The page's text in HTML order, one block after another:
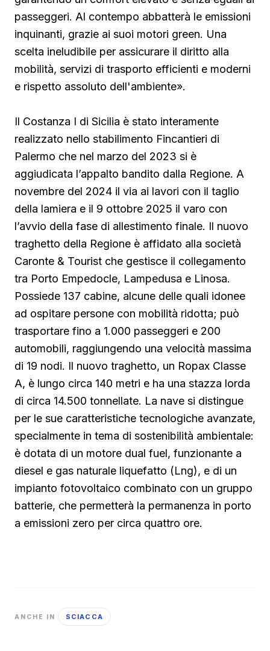
passeggeri. Al contempo abbatterà le emissioni
inquinanti, grazie ai suoi motori green. Una
scelta ineludibile per assicurare il diritto alla
mobilità, servizi di trasporto efficienti e moderni
e rispetto assoluto dell'ambiente».
Il Costanza I di Sicilia è stato interamente
realizzato nello stabilimento Fincantieri di
Palermo che nel marzo del 2023 si è
aggiudicata l’appalto bandito dalla Regione. A
novembre del 2024 il via ai lavori con il taglio
della lamiera e il 9 ottobre 2025 il varo con
l’avvio della fase di allestimento finale. Il nuovo
traghetto della Regione è affidato alla società
Caronte & Tourist che gestisce il collegamento
tra Porto Empedocle, Lampedusa e Linosa.
Possiede 137 cabine, alcune delle quali idonee
ad ospitare persone con mobilità ridotta; può
trasportare fino a 1.000 passeggeri e 200
automobili, raggiungendo una velocità massima
di 19 nodi. Il nuovo traghetto, un Ropax Classe
A, è lungo circa 140 metri e ha una stazza lorda
di circa 14.500 tonnellate. La nave si distingue
per le sue caratteristiche tecnologiche avanzate,
specialmente in tema di sostenibilità ambientale:
è dotata di un motore dual fuel, funzionante a
diesel e gas naturale liquefatto (Lng), e di un
impianto fotovoltaico combinato con un gruppo
batterie, che permetterà la permanenza in porto
a emissioni zero per circa quattro ore.
ANCHE IN SCIACCA